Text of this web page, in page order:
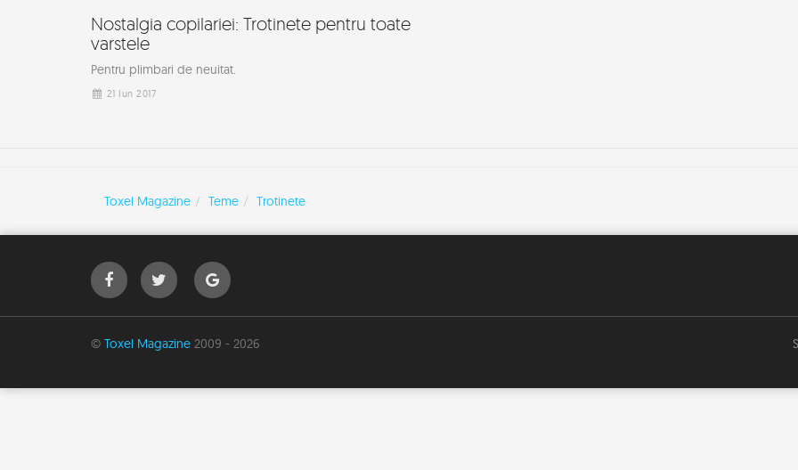
Nostalgia copilariei: Trotinete pentru toate
varstele
Pentru plimbari de neuitat.
21 Iun 2017
Toxel Magazine Teme Trotinete
© Toxel Magazine 2009 - 2026